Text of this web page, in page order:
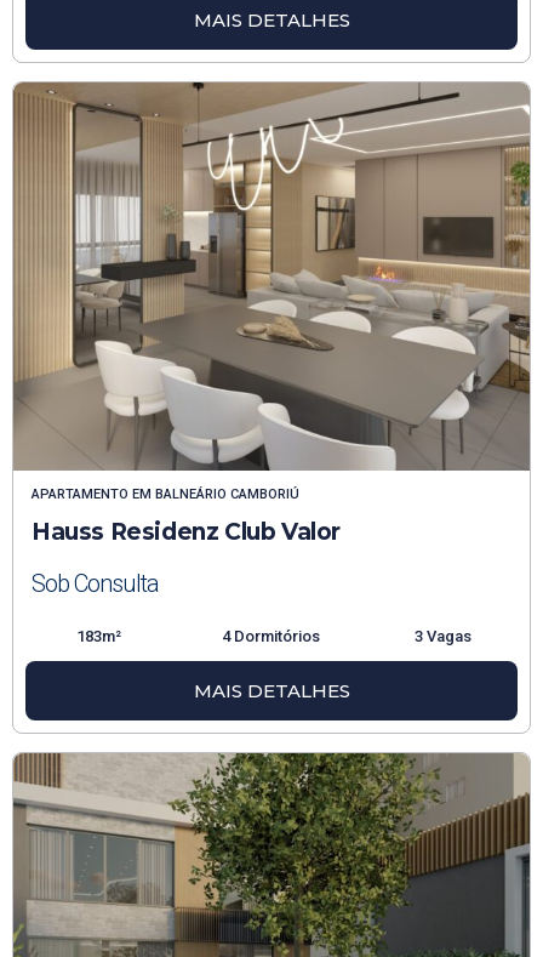
MAIS DETALHES
APARTAMENTO EM BALNEÁRIO CAMBORIÚ
Hauss Residenz Club Valor
Sob Consulta
183m² 4 Dormitórios 3 Vagas
MAIS DETALHES